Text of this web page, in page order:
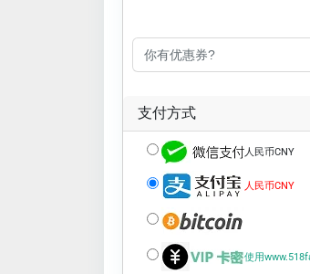
支付方式
人民币CNY
人民币CNY
使用